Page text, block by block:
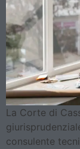
La Corte di
consulente